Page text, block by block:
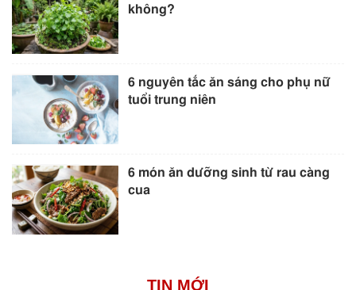
không?
6 nguyên tắc ăn sáng cho phụ nữ
tuổi trung niên
6 món ăn dưỡng sinh từ rau càng
cua
TIN MỚI